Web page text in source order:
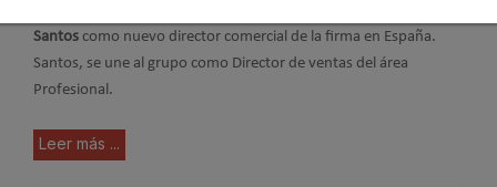
Santos como nuevo director comercial de la firma en España.
Santos, se une al grupo como Director de ventas del área
Profesional.
Leer más ...